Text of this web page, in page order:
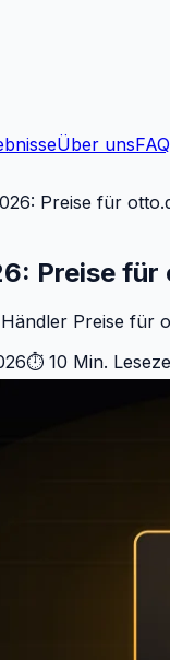
Über unsFAQ
Preise für
Preise
Preise
⏱ 10 Min.